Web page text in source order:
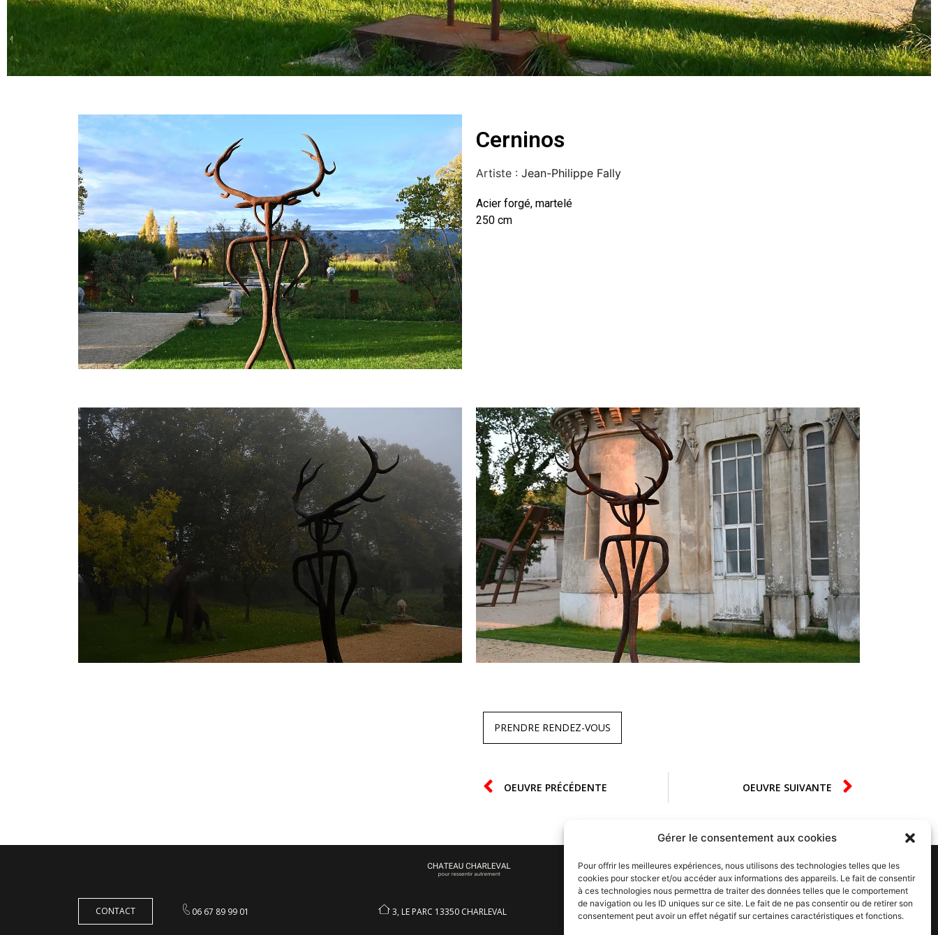
Gérer le consentement aux cookies
Pour offrir les meilleures expériences, nous utilisons des technologies telles que les
cookies pour stocker et/ou accéder aux informations des appareils. Le fait de consentir
à ces technologies nous permettra de traiter des données telles que le comportement
de navigation ou les ID uniques sur ce site. Le fait de ne pas consentir ou de retirer son
consentement peut avoir un effet négatif sur certaines caractéristiques et fonctions.
Cerninos
Artiste : Jean-Philippe Fally
Acier forgé, martelé
250 cm
PRENDRE RENDEZ-VOUS
OEUVRE PRÉCÉDENTE OEUVRE SUIVANTE
CONTACT 06 67 89 99 01 3, LE PARC 13350 CHARLEVAL JE M'ABONNE À LA NEWSLETTER